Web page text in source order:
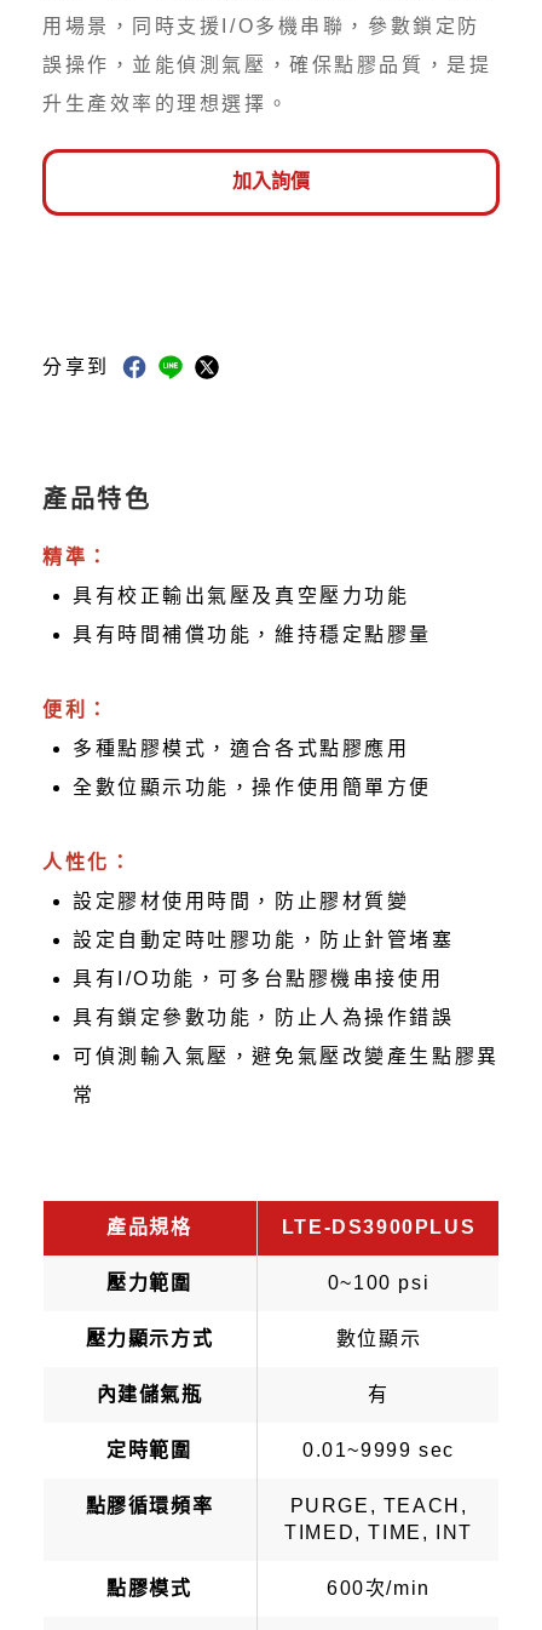
用場景，同時支援I/O多機串聯，參數鎖定防
誤操作，並能偵測氣壓，確保點膠品質，是提
升生產效率的理想選擇。
加入詢價
分享到
產品特色
精準：
具有校正輸出氣壓及真空壓力功能
具有時間補償功能，維持穩定點膠量
便利：
多種點膠模式，適合各式點膠應用
全數位顯示功能，操作使用簡單方便
人性化：
設定膠材使用時間，防止膠材質變
設定自動定時吐膠功能，防止針管堵塞
具有I/O功能，可多台點膠機串接使用
具有鎖定參數功能，防止人為操作錯誤
可偵測輸入氣壓，避免氣壓改變產生點膠異
常
產品規格 LTE-DS3900PLUS
壓力範圍 0~100 psi
壓力顯示方式 數位顯示
內建儲氣瓶 有
定時範圍 0.01~9999 sec
點膠循環頻率
PURGE, TEACH,
TIMED, TIME, INT
點膠模式 600次/min